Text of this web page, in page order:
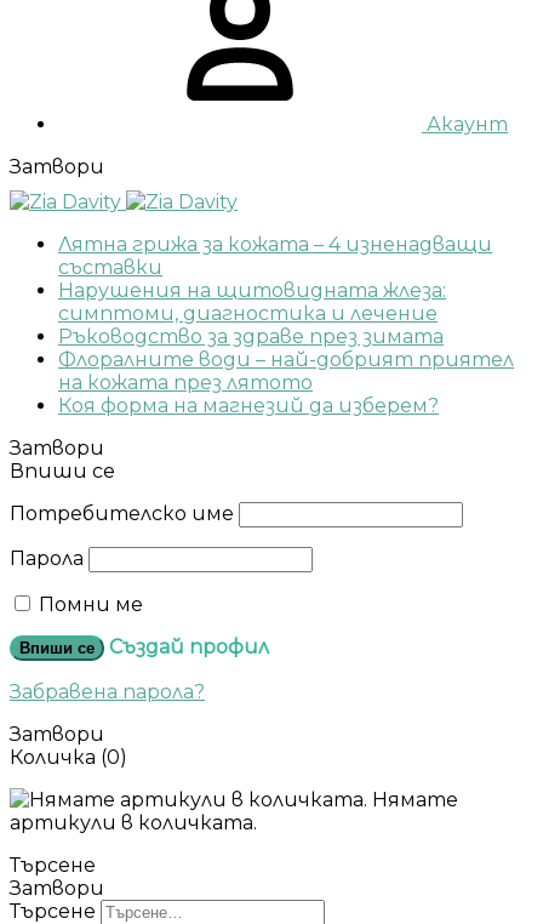
Акаунт
Затвори
Лятна грижа за кожата – 4 изненадващи
съставки
Нарушения на щитовидната жлеза:
симптоми, диагностика и лечение
Ръководство за здраве през зимата
Флоралните води – най-добрият приятел
на кожата през лятото
Коя форма на магнезий да изберем?
Затвори
Впиши се
Потребителско име
Парола
Помни ме
Впиши се
Създай профил
Забравена парола?
Затвори
Количка (0)
Нямате
артикули в количката.
Търсене
Затвори
Търсене